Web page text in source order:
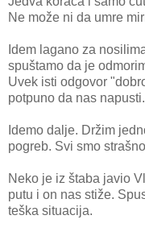
Ne može ni da umre
Idem lagano za
spuštamo da je
Uvek isti odgovor
potpuno da nas napusti.
Idemo dalje. Držim
pogreb. Svi smo
Neko je iz štaba javio
putu i on nas stiže.
teška situacija.